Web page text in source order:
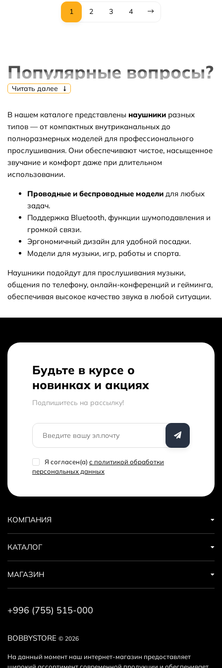
1 2 3 4
Популярные вопросы?
⭐Какие самые популярные товары в
категории наушники?
⬇ Какие самые дешёвые товары в
категории наушники?
Как получить скидку на товар или заказ?
Обязательно ли регистрироваться на
вашем сайте что бы оформить заказ?
выгодной цене: от 299 сом до 31 899 сом. В продаже
наушники по характеристикам, обзорам и отзывам.
Доставим ваши наушники до нужного адреса или пункта
выдачи в Оше.
За покупку наушников вы получите бонусы в размере от 3%
до 15% от стоимости заказа. 1 бонус = 1сом. Бонусами
Получайте дополнительные скидки на покупку наушников
Подробнеездесь
Читать далее
В нашем каталоге представлены наушники разных
типов — от компактных внутриканальных до
полноразмерных моделей для профессионального
прослушивания. Они обеспечивают чистое, насыщенное
звучание и комфорт даже при длительном
использовании.
Проводные и беспроводные модели для любых
задач.
Поддержка Bluetooth, функции шумоподавления и
громкой связи.
Эргономичный дизайн для удобной посадки.
Модели для музыки, игр, работы и спорта.
Наушники подойдут для прослушивания музыки,
общения по телефону, онлайн-конференций и гейминга,
обеспечивая высокое качество звука в любой ситуации.
Будьте в курсе о
новинках и акциях
Подпишитесь на рассылкy!
Я согласен(a) с политикой обработки
персональных данных
BOBBYSTORE © 2026
На данный момент наш интернет-магазин предоставляет
широкий ассортимент современной продукции и обеспечивает
КОМПАНИЯ
КАТАЛОГ
МАГАЗИН
+996 (755) 515-000